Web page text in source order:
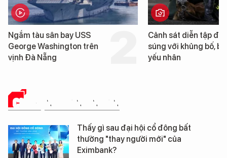
Cảnh sát diễn tập đấu
súng với khủng bố, bảo vệ
yếu nhân
Cận cảnh chiến hạm
tống tàu sân bay USS
George Washington
CHUYỆN DOANH NHÂN
Thấy gì sau đại hội cổ đông bất
thường "thay người mới" của
Eximbank?